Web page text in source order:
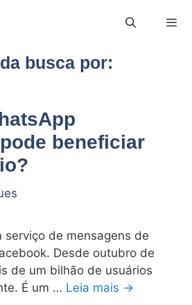
busca por:
beneficiar
serviço de mensagens de
Desde outubro de
de um bilhão de usuários
É um … Leia mais →